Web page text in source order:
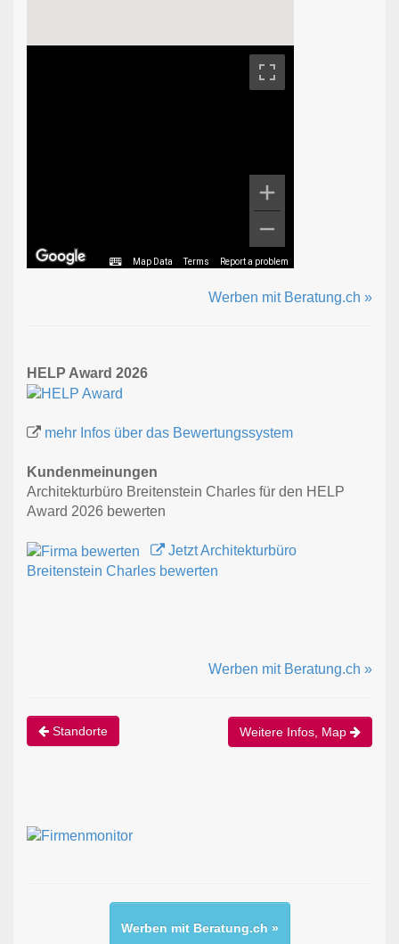
Map Data Terms Report a problem
Werben mit Beratung.ch »
HELP Award 2026
mehr Infos über das Bewertungssystem
Kundenmeinungen
Architekturbüro Breitenstein Charles für den HELP
Award 2026 bewerten
Jetzt Architekturbüro
Breitenstein Charles bewerten
Werben mit Beratung.ch »
Standorte Weitere Infos, Map
Werben mit Beratung.ch »